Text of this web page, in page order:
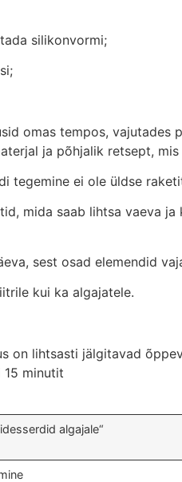
silikonvormi;
omas tempos,
ja põhjalik retsept,
tegemine ei ole üldse
mida saab lihtsa vaeva
sest osad elemendid
kui ka algajatele.
on lihtsasti jälgitavad
minutit
algajale“